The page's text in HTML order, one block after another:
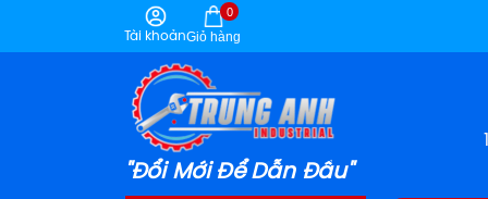
Tài khoảnGiỏ hàng
0
"Đổi Mới Để Dẫn Đầu"